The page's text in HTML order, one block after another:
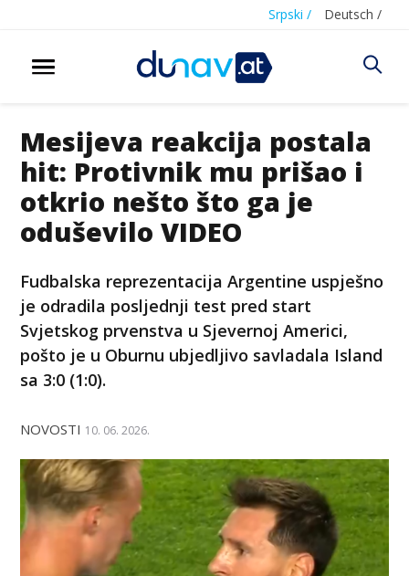
Srpski / Deutsch /
Mesijeva reakcija postala
hit: Protivnik mu prišao i
otkrio nešto što ga je
oduševilo VIDEO
Fudbalska reprezentacija Argentine uspješno
je odradila posljednji test pred start
Svjetskog prvenstva u Sjevernoj Americi,
pošto je u Oburnu ubjedljivo savladala Island
sa 3:0 (1:0).
NOVOSTI 10. 06. 2026.